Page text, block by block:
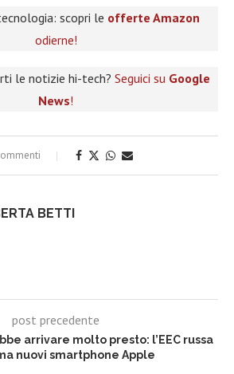
scopri le offerte Amazon
odierne!
le notizie hi-tech? Seguici su Google
News!
BETTI
post precedente
arrivare molto presto: l’EEC russa
nuovi smartphone Apple